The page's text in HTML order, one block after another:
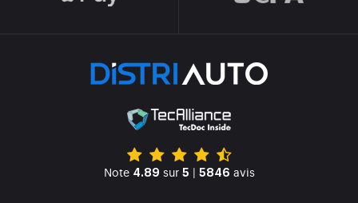
Note 4.89 sur 5 | 5846 avis